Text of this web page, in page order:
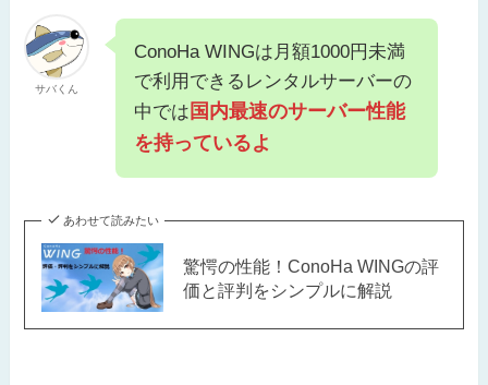
サバくん
ConoHa WINGは月額1000円未満
で利用できるレンタルサーバーの
中では 国内最速のサーバー性能
を持っているよ
あわせて読みたい
驚愕の性能！ConoHa WINGの評
価と評判をシンプルに解説